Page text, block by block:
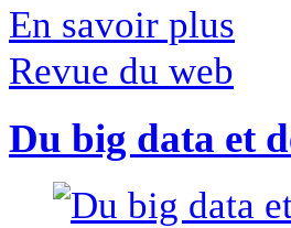
En savoir plus
Revue du web
Du big data et